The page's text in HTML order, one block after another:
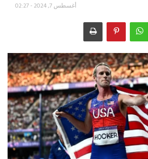
أغسطس 7, 2024 - 02:27